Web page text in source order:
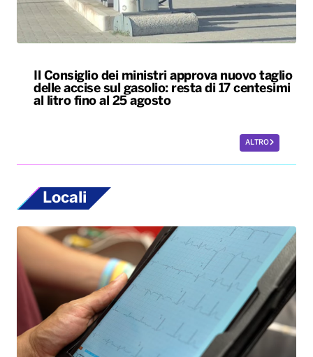
Il Consiglio dei ministri approva nuovo taglio
delle accise sul gasolio: resta di 17 centesimi
al litro fino al 25 agosto
ALTRO
Locali